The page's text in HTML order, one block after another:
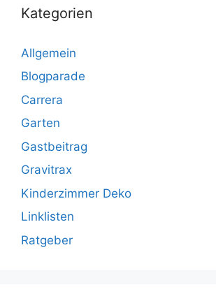
Kategorien
Allgemein
Blogparade
Carrera
Garten
Gastbeitrag
Gravitrax
Kinderzimmer Deko
Linklisten
Ratgeber